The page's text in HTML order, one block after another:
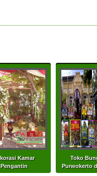
Kamar
Pengantin
Toko
Purwokerto